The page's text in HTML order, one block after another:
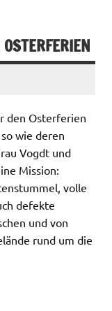
den Osterferien
wie deren
Vogdt und
Mission:
volle
defekte
und von
rund um die